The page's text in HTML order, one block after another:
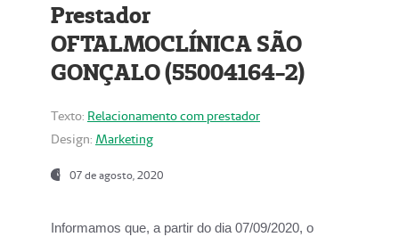
Prestador
OFTALMOCLÍNICA SÃO
GONÇALO (55004164-2)
Texto: Relacionamento com prestador
Design: Marketing
07 de agosto, 2020
Informamos que, a partir do dia07/09/2020, o